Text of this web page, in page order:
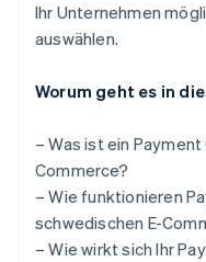
Ihr Unternehmen
auswählen.
Worum geht es in
– Was ist ein
Commerce?
– Wie funktionieren
schwedischen E-
– Wie wirkt sich Ihr